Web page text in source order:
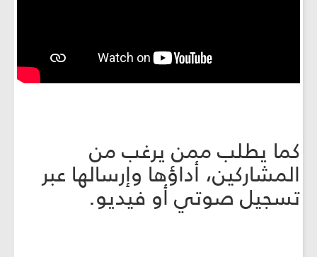
كما يطلب ممن يرغب من
المشاركين، أداؤها وإرسالها عبر
تسجيل صوتي أو فيديو.